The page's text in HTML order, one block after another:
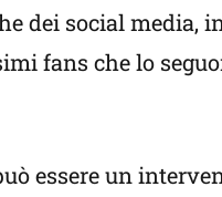
dei social
fans che lo
essere un